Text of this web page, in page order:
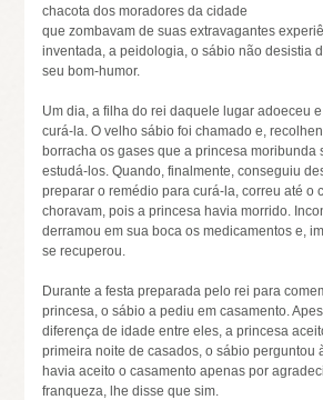
chacota dos moradores da cidade
que zombavam de suas extravagantes
inventada, a peidologia, o sábio não desistia
seu bom-humor.
Um dia, a filha do rei daquele lugar adoeceu
curá-la. O velho sábio foi chamado e,
borracha os gases que a princesa moribunda
estudá-los. Quando, finalmente, conseguiu
preparar o remédio para curá-la, correu até o
choravam, pois a princesa havia morrido.
derramou em sua boca os medicamentos e,
se recuperou.
Durante a festa preparada pelo rei para
princesa, o sábio a pediu em casamento.
diferença de idade entre eles, a princesa
primeira noite de casados, o sábio perguntou
havia aceito o casamento apenas por
franqueza, lhe disse que sim.